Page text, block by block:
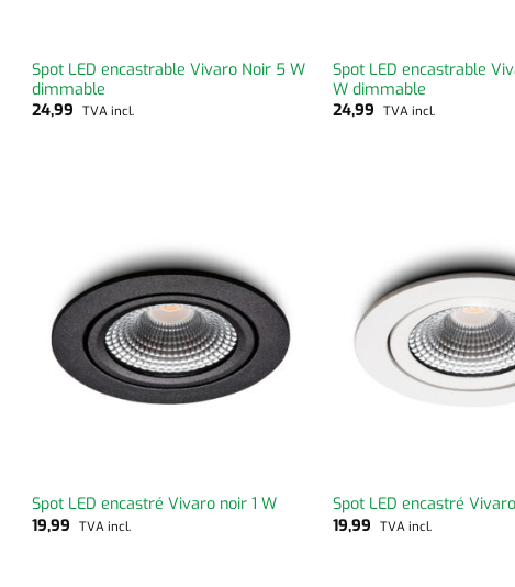
Spot LED encastrable Vivaro Noir 5 W
dimmable
24,99 TVA incl.
Spot LED encastrable
W dimmable
24,99 TVA incl.
Spot LED encastré Vivaro noir 1 W
19,99 TVA incl.
Spot LED encastré
19,99 TVA incl.